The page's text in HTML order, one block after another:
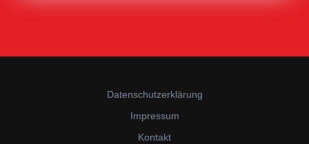
Datenschutzerklärung
Impressum
Kontakt